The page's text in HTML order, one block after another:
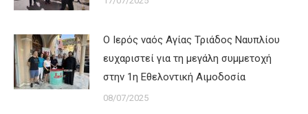
Ο Ιερός ναός Αγίας Τριάδος Ναυπλίου
ευχαριστεί για τη μεγάλη συμμετοχή
στην 1η Εθελοντική Αιμοδοσία
08/07/2025